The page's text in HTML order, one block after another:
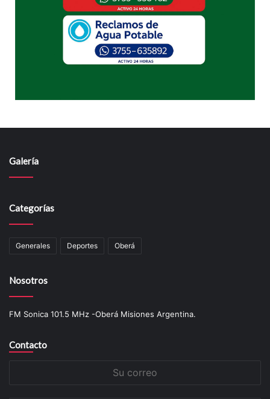
Galería
Categorías
Generales Deportes Oberá
Nosotros
FM Sonica 101.5 MHz -Oberá Misiones Argentina.
Contacto